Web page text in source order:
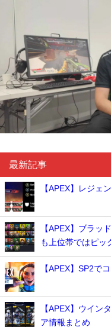
最新記事
【APEX】レジェ
【APEX】ブラッ
も上位帯ではピッ
【APEX】SP2で
【APEX】ウイン
ア情報まとめ